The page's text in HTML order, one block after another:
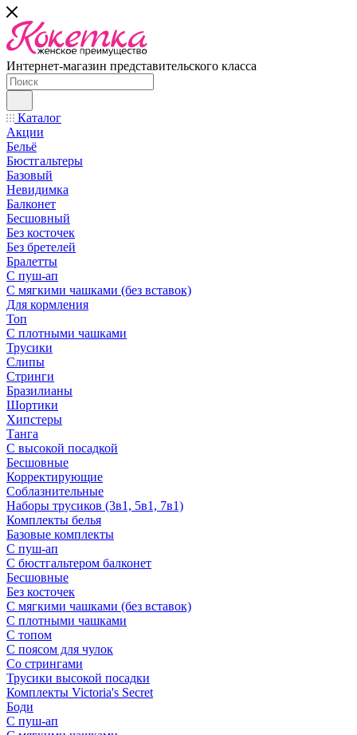
Интернет-магазин представительского класса
Каталог
Акции
Бельё
Бюстгальтеры
Базовый
Невидимка
Балконет
Бесшовный
Без косточек
Без бретелей
Бралетты
С пуш-ап
С мягкими чашками (без вставок)
Для кормления
Топ
С плотными чашками
Трусики
Слипы
Стринги
Бразилианы
Шортики
Хипстеры
Танга
С высокой посадкой
Бесшовные
Корректирующие
Соблазнительные
Наборы трусиков (3в1, 5в1, 7в1)
Комплекты белья
Базовые комплекты
С пуш-ап
С бюстгальтером балконет
Бесшовные
Без косточек
С мягкими чашками (без вставок)
С плотными чашками
С топом
С поясом для чулок
Со стрингами
Трусики высокой посадки
Комплекты Victoria's Secret
Боди
С пуш-ап